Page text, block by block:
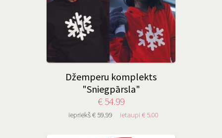
Džemperu komplekts
"Sniegpārsla"
€ 54.99
iepriekš € 59.99 ietaupi € 5.00